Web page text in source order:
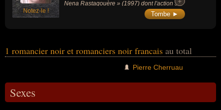
Notez-le !
Nena Rastaqouère » (1997) dont l'action se
Tombe ►
1 romancier noir et romanciers noir francais au total
Pierre Cherruau
Sexes